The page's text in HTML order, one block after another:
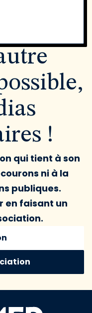
!
qui tient à son
ni à la
publiques.
en faisant un